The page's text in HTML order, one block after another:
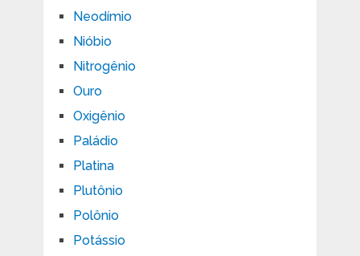
Neodímio
Nióbio
Nitrogênio
Ouro
Oxigênio
Paládio
Platina
Plutônio
Polônio
Potássio